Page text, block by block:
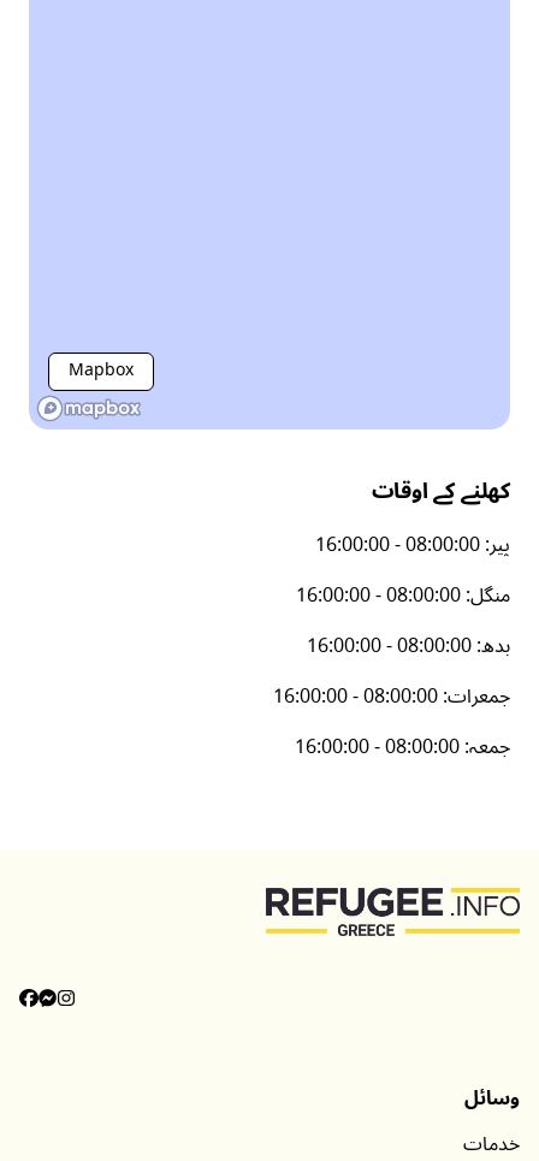
Mapbox
کھلنے کے اوقات
پیر:
16:00:00 - 08:00:00
منگل:
16:00:00 - 08:00:00
بدھ:
16:00:00 - 08:00:00
جمعرات:
16:00:00 - 08:00:00
جمعہ:
16:00:00 - 08:00:00
وسائل
خدمات